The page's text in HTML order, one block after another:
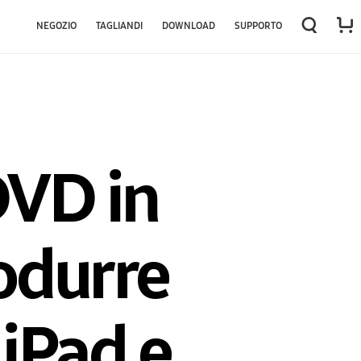
NEGOZIO TAGLIANDI DOWNLOAD SUPPORTO
in